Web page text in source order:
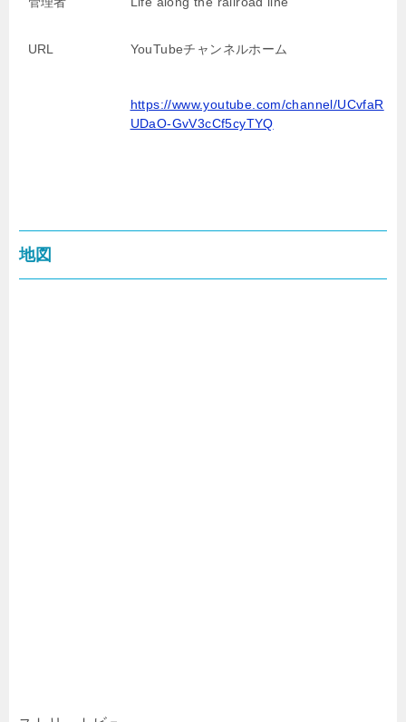
URL YouTubeチャンネルホーム
https://www.youtube.com/channel/UCvfaR
UDaO-GvV3cCf5cyTYQ
地図